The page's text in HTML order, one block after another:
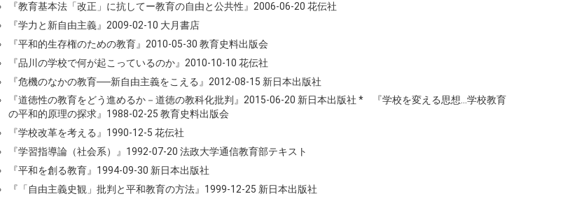
『教育基本法「改正」に抗してー教育の自由と公共性』2006-06-20 花伝社
『学力と新自由主義』2009-02-10 大月書店
『平和的生存権のための教育』2010-05-30 教育史料出版会
『品川の学校で何が起こっているのか』2010-10-10 花伝社
『危機のなかの教育──新自由主義をこえる』2012-08-15 新日本出版社
『道徳性の教育をどう進めるか－道徳の教科化批判』2015-06-20 新日本出版社 * 『学校を変える思想…学校教育
の平和的原理の探求』1988-02-25 教育史料出版会
『学校改革を考える』1990-12-5 花伝社
『学習指導論（社会系）』1992-07-20 法政大学通信教育部テキスト
『平和を創る教育』1994-09-30 新日本出版社
『「自由主義史観」批判と平和教育の方法』1999-12-25 新日本出版社